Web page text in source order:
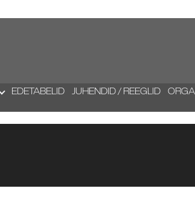
EDETABELID JUHENDID / REEGLID